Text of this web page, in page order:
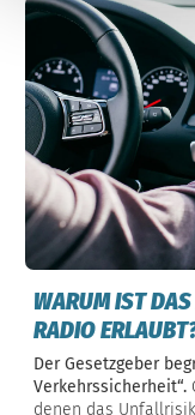
WARUM IST
RADIO
Der Gesetzgeber
Verkehrssicherheit“.
denen das